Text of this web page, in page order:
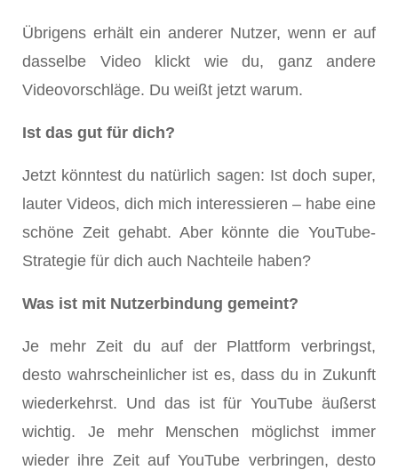
Übrigens erhält ein anderer Nutzer, wenn er auf
dasselbe Video klickt wie du, ganz andere
Videovorschläge. Du weißt jetzt warum.
Ist das gut für dich?
Jetzt könntest du natürlich sagen: Ist doch super,
lauter Videos, dich mich interessieren – habe eine
schöne Zeit gehabt. Aber könnte die YouTube-
Strategie für dich auch Nachteile haben?
Was ist mit Nutzerbindung gemeint?
Je mehr Zeit du auf der Plattform verbringst,
desto wahrscheinlicher ist es, dass du in Zukunft
wiederkehrst. Und das ist für YouTube äußerst
wichtig. Je mehr Menschen möglichst immer
wieder ihre Zeit auf YouTube verbringen, desto